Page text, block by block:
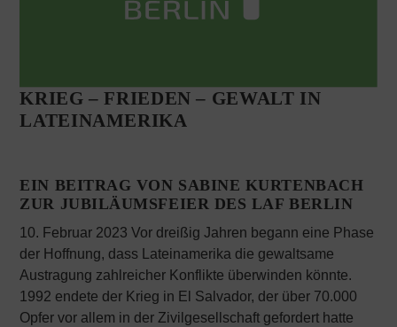
KRIEG – FRIEDEN – GEWALT IN
LATEINAMERIKA
EIN BEITRAG VON SABINE KURTENBACH
ZUR JUBILÄUMSFEIER DES LAF BERLIN
10. Februar 2023 Vor dreißig Jahren begann eine Phase
der Hoffnung, dass Lateinamerika die gewaltsame
Austragung zahlreicher Konflikte überwinden könnte.
1992 endete der Krieg in El Salvador, der über 70.000
Opfer vor allem in der Zivilgesellschaft gefordert hatte